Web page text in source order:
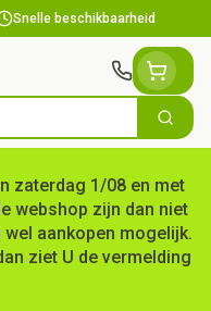
Snelle beschikbaarheid
Zoek
zaterdag 1/08 en met
webshop zijn dan niet
aankopen mogelijk.
ziet U de vermelding